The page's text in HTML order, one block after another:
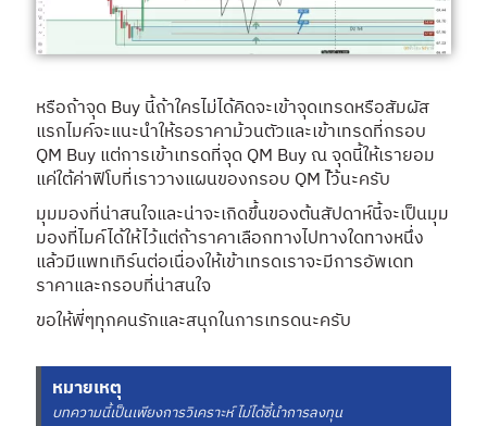
หรือถ้าจุด Buy นี้ถ้าใครไม่ได้คิดจะเข้าจุดเทรดหรือสัมผัส
แรกไมค์จะแนะนำให้รอราคาม้วนตัวและเข้าเทรดที่กรอบ
QM Buy แต่การเข้าเทรดที่จุด QM Buy ณ จุดนี้ให้เรายอม
แค่ใต้ค่าฟิโบที่เราวางแผนของกรอบ QM ไ้ว้นะครับ
มุมมองที่น่าสนใจและน่าจะเกิดขึ้นของต้นสัปดาห์นี้จะเป็นมุม
มองที่ไมค์ได้ให้ไว้แต่ถ้าราคาเลือกทางไปทางใดทางหนึ่ง
แล้วมีแพทเทิร์นต่อเนื่องให้เข้าเทรดเราจะมีการอัพเดท
ราคาและกรอบที่น่าสนใจ
ขอให้พี่ๆทุกคนรักและสนุกในการเทรดนะครับ
หมายเหตุ
บทความนี้เป็นเพียงการวิเคราะห์ ไม่ได้ชี้นำการลงทุน